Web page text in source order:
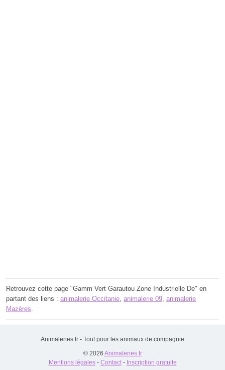
Retrouvez cette page "Gamm Vert Garautou Zone Industrielle De" en
partant des liens : animalerie Occitanie animalerie 09 animalerie
Mazères
Animaleries.fr - Tout pour les animaux de compagnie
© 2026 Animaleries.fr
Mentions légales- Contact- Inscription gratuite